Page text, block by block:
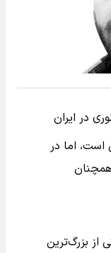
در ایران
اما در
از بزرگ‌ترین